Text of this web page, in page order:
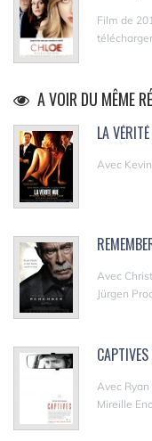
Film de
télécharger
A VOIR DU MÊME
LA
Avec
Avec
Jürgen
Avec
Mireille